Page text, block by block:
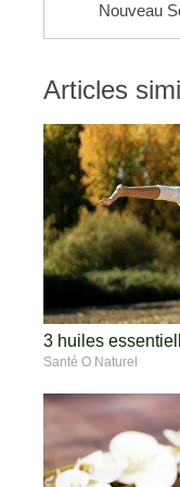
Nouveau
Articles
3 huiles
Santé O Naturel